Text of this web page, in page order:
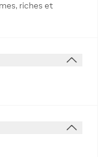
riches et